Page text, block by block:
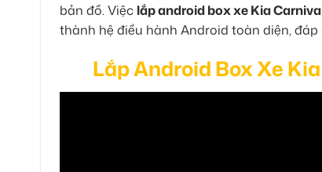
bản đồ. Việc lắp android box xe Kia
thành hệ điều hành Android toàn diện,
Lắp Android Box Xe